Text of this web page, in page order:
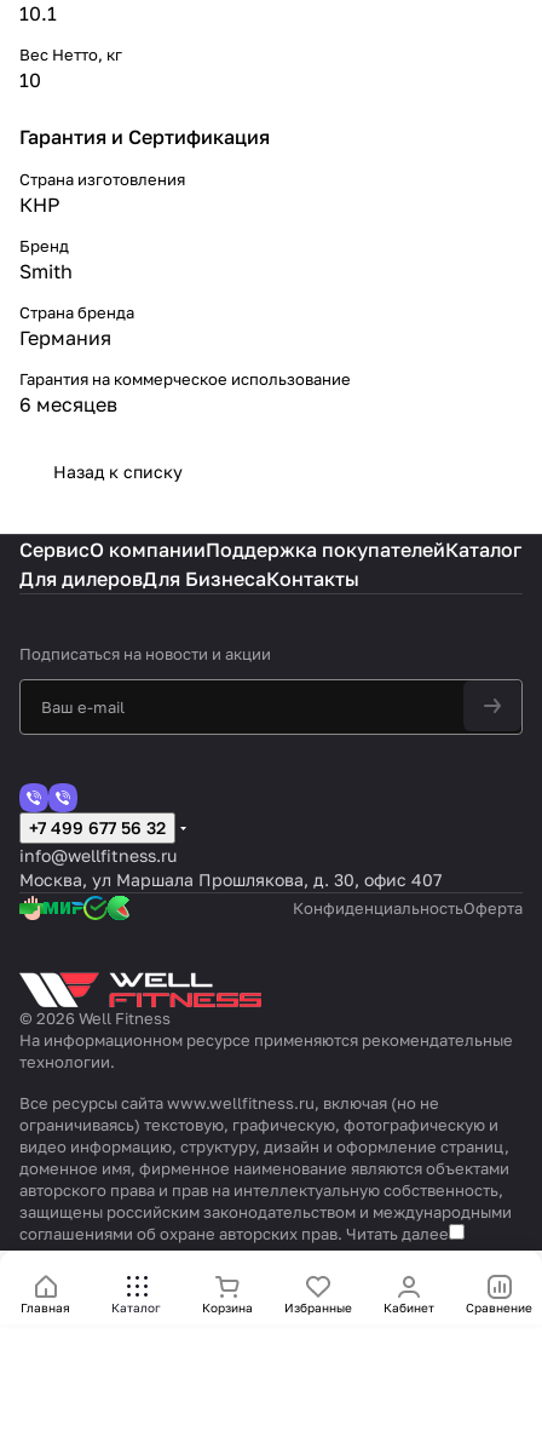
10.1
Вес Нетто, кг
10
Гарантия и Сертификация
Страна изготовления
КНР
Бренд
Smith
Страна бренда
Германия
Гарантия на коммерческое использование
6 месяцев
Назад к списку
Главная Каталог Корзина Избранные Кабинет Сравнение
СервисО компанииПоддержка покупателейКаталог
Для дилеровДля БизнесаКонтакты
Подписаться на новости и акции
+7 499 677 56 32
info@wellfitness.ru
Москва, ул Маршала Прошлякова, д. 30, офис 407
КонфиденциальностьОферта
© 2026 Well Fitness
На информационном ресурсе применяются рекомендательные
технологии.
Все ресурсы сайта www.wellfitness.ru, включая (но не
ограничиваясь) текстовую, графическую, фотографическую и
видео информацию, структуру, дизайн и оформление страниц,
доменное имя, фирменное наименование являются объектами
авторского права и прав на интеллектуальную собственность,
защищены российским законодательством и международными
соглашениями об охране авторских прав. Читать далее